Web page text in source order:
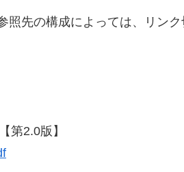
先の構成によっては、リン
第2.0版】